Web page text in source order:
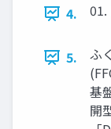
4. 01.
5.
ふ
基
開